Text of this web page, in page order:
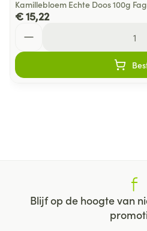
Kamillebloem Echte Doos 100g Fag
€ 15,22
Blijf op de hoogte van